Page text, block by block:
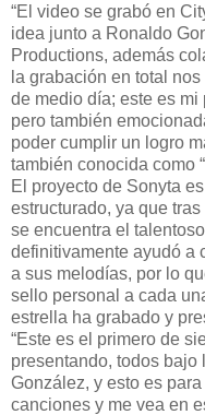
“El video se grabó en
idea junto a Ronaldo
Productions, además
la grabación en total
de medio día; este es
pero también
poder cumplir un logro
también conocida como
El proyecto de Sonyta
estructurado, ya que
se encuentra el
definitivamente ayudó a
a sus melodías, por lo
sello personal a cada
estrella ha grabado y
“Este es el primero de
presentando, todos
González, y esto es
canciones y me vea en